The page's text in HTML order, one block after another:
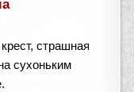
страшная
сухоньким